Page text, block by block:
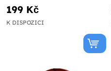
199 Kč
K DISPOZICI